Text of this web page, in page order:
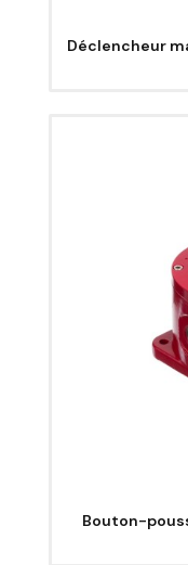
Déclencheur
Bouton-